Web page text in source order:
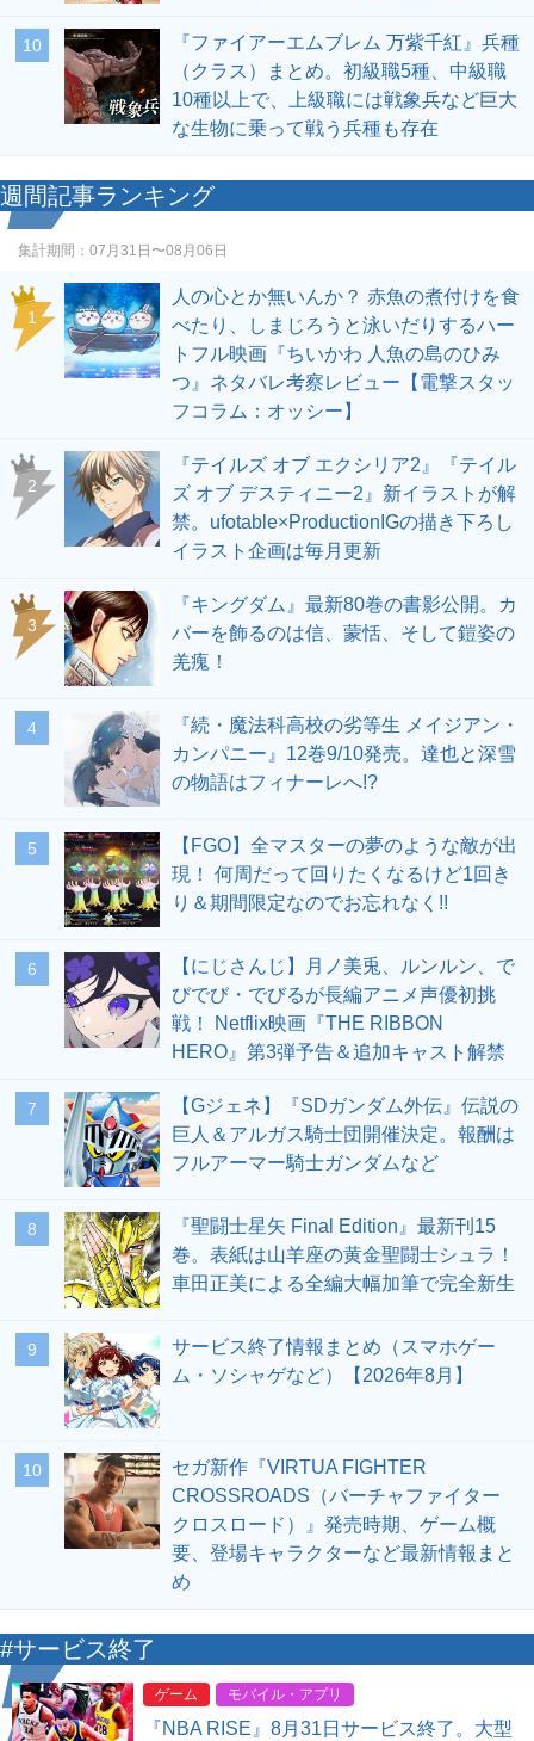
10
『ファイアーエムブレム 万紫千紅』兵種
（クラス）まとめ。初級職5種、中級職
10種以上で、上級職には戦象兵など巨大
な生物に乗って戦う兵種も存在
週間記事ランキング
集計期間： 07月31日〜08月06日
1
人の心とか無いんか？ 赤魚の煮付けを食
べたり、しまじろうと泳いだりするハー
トフル映画『ちいかわ 人魚の島のひみ
つ』ネタバレ考察レビュー【電撃スタッ
フコラム：オッシー】
2
『テイルズ オブ エクシリア2』『テイル
ズ オブ デスティニー2』新イラストが解
禁。ufotable×ProductionIGの描き下ろし
イラスト企画は毎月更新
3
『キングダム』最新80巻の書影公開。カ
バーを飾るのは信、蒙恬、そして鎧姿の
羌瘣！
4
『続・魔法科高校の劣等生 メイジアン・
カンパニー』12巻9/10発売。達也と深雪
の物語はフィナーレへ!?
5
【FGO】全マスターの夢のような敵が出
現！ 何周だって回りたくなるけど1回き
り＆期間限定なのでお忘れなく!!
6
【にじさんじ】月ノ美兎、ルンルン、で
びでび・でびるが長編アニメ声優初挑
戦！ Netflix映画『THE RIBBON
HERO』第3弾予告＆追加キャスト解禁
7
【Gジェネ】『SDガンダム外伝』伝説の
巨人＆アルガス騎士団開催決定。報酬は
フルアーマー騎士ガンダムなど
8
『聖闘士星矢 Final Edition』最新刊15
巻。表紙は山羊座の黄金聖闘士シュラ！
車田正美による全編大幅加筆で完全新生
9
サービス終了情報まとめ（スマホゲー
ム・ソシャゲなど）【2026年8月】
10
セガ新作『VIRTUA FIGHTER
CROSSROADS（バーチャファイター
クロスロード）』発売時期、ゲーム概
要、登場キャラクターなど最新情報まと
め
#サービス終了
ゲーム モバイル・アプリ
『NBA RISE』8月31日サービス終了。大型